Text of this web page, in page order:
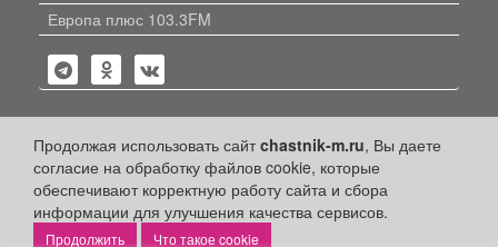
Продолжая использовать сайтchastnik-m.ru, Вы даете
согласие на обработку файлов cookie, которые
обеспечивают корректную работу сайта и сбора
информации для улучшения качества сервисов.
Что такое cookie
Европа плюс 103.3FM
Политика конфиденциальности
Публикации с пометкой «Реклама», «На правах рекламы»,
«Партнёрский проект» оплачены рекламодателем.
Редакция сайта не несет ответственности за достоверность